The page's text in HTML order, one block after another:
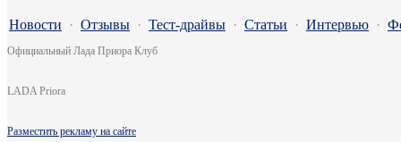
Новости · Отзывы · Тест-драйвы · Статьи · Интервью ·
Официальный Лада Приора Клуб
LADA Priora
Разместить рекламу на сайте